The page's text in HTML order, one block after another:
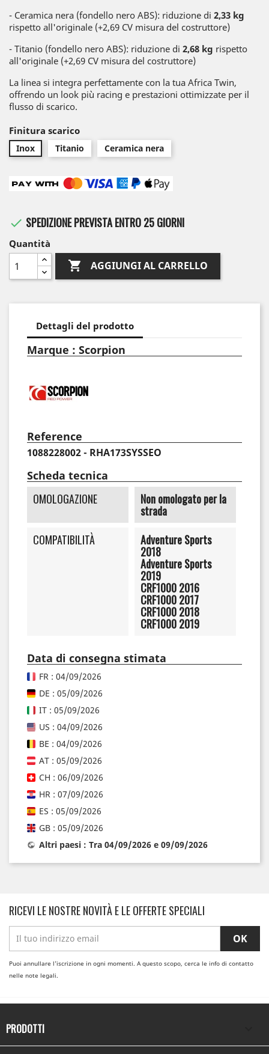
- Ceramica nera (fondello nero ABS): riduzione di 2,33 kg
rispetto all'originale (+2,69 CV misura del costruttore)
- Titanio (fondello nero ABS): riduzione di 2,68 kg rispetto
all'originale (+2,69 CV misura del costruttore)
La linea si integra perfettamente con la tua Africa Twin,
offrendo un look più racing e prestazioni ottimizzate per il
flusso di scarico.
Finitura scarico
Inox Titanio Ceramica nera
 SPEDIZIONE PREVISTA ENTRO 25 GIORNI
Quantità
 AGGIUNGI AL CARRELLO
Dettagli del prodotto
Marque : Scorpion
Reference
1088228002 - RHA173SYSSEO
Scheda tecnica
OMOLOGAZIONE Non omologato per la
strada
COMPATIBILITÀ
Adventure Sports
2018
Adventure Sports
2019
CRF1000 2016
CRF1000 2017
CRF1000 2018
CRF1000 2019
Data di consegna stimata
FR : 04/09/2026
DE : 05/09/2026
IT : 05/09/2026
US : 04/09/2026
BE : 04/09/2026
AT : 05/09/2026
CH : 06/09/2026
HR : 07/09/2026
ES : 05/09/2026
GB : 05/09/2026
Altri paesi : Tra 04/09/2026 e 09/09/2026
RICEVI LE NOSTRE NOVITÀ E LE OFFERTE SPECIALI
Puoi annullare l'iscrizione in ogni momenti. A questo scopo, cerca le info di contatto
nelle note legali.
PRODOTTI